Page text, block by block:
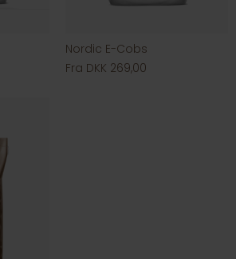
Nordic E-Cobs
Fra DKK 269,00